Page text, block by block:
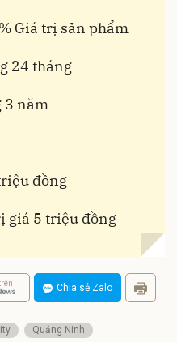
Giá trị sản phẩm
24 tháng
3 năm
đồng
giá 5 triệu đồng
Chia sẻ Zalo
Quảng Ninh